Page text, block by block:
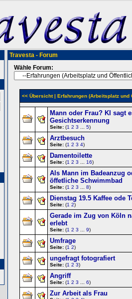
Travesta - Forum
Wähle Forum:
<< Übersicht| Erfahrungen (Arbeitsplatz und
Mann oder Frau? KI sagt
Gesichtserkennung
Seite: (1 2 3 5)
Arztbesuch
Seite: (1 2 3 4)
Damentoilette
Seite: (1 2 3 16)
Als Mann im Badeanzug
öffetliche Schwimmbad
Seite: (1 2 3 8)
Dienstag 19.5 Kaffee ode
Seite: (1 2)
Gerade im Zug von Köln
erlebt
Seite: (1 2 3 9)
Umfrage
Seite: (1 2)
ungefragt fotografiert
Seite: (1 2 3)
Angriff
Seite: (1 2 3 6)
Zur Arbeit als Frau